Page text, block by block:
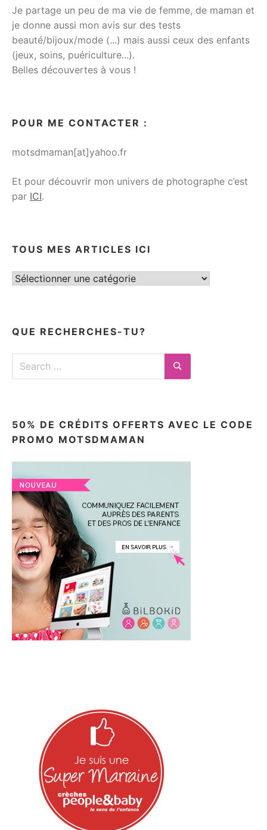
Je partage un peu de ma vie de femme, de maman et
je donne aussi mon avis sur des tests
beauté/bijoux/mode (...) mais aussi ceux des enfants
(jeux, soins, puériculture...).
Belles découvertes à vous !
POUR ME CONTACTER :
motsdmaman[at]yahoo.fr
Et pour découvrir mon univers de photographe c’est
par ICI.
TOUS MES ARTICLES ICI
Tous
QUE RECHERCHES-TU?
Search
Search
50% DE CRÉDITS OFFERTS AVEC LE CODE
PROMO MOTSDMAMAN